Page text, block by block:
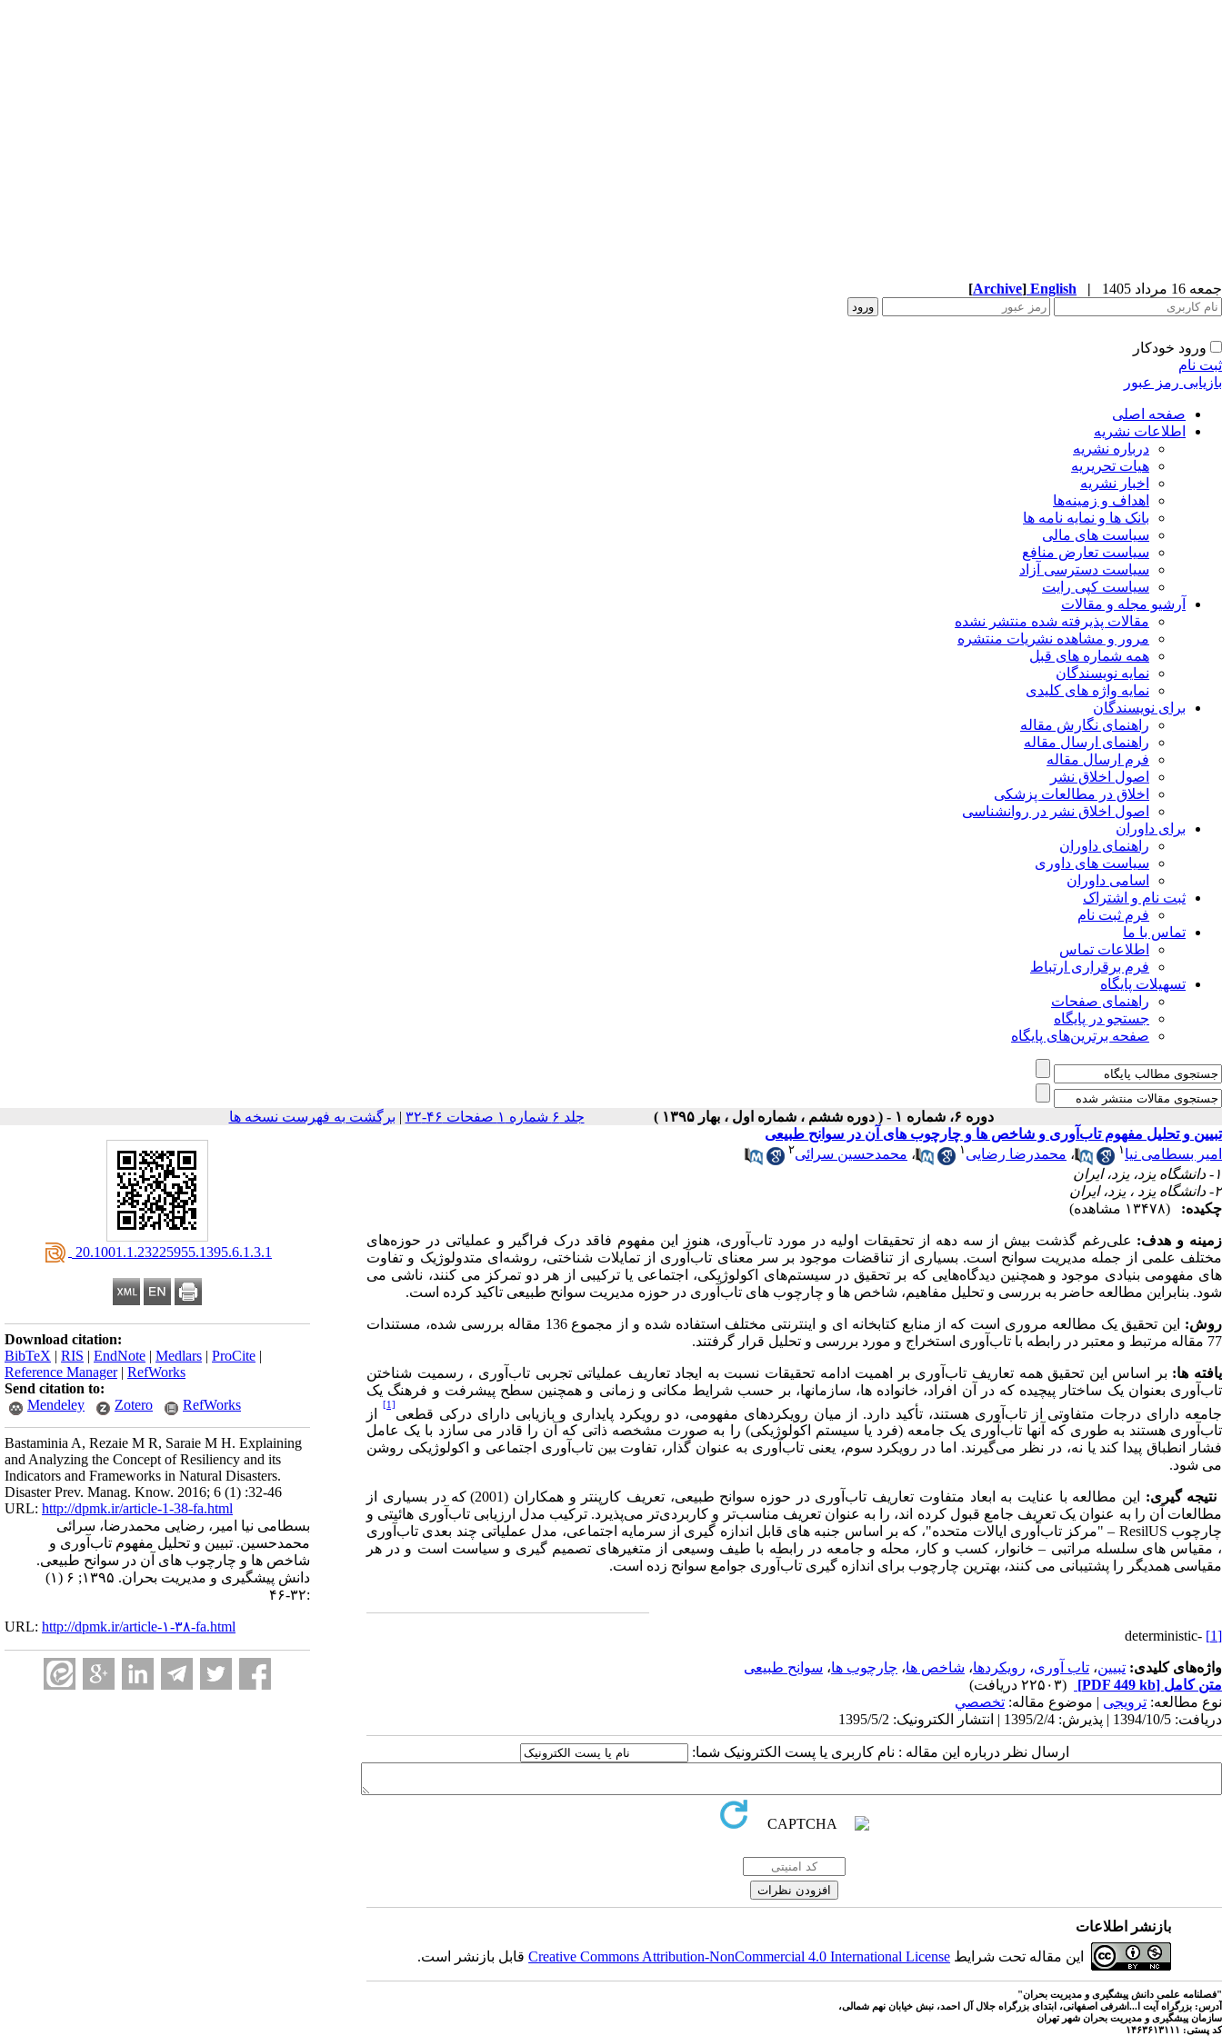
جمعه 16 مرداد 1405 |
English
[Archive]
ورود خودکار
ثبت نام
بازیابی رمز عبور
صفحه اصلی
اطلاعات نشریه
درباره نشریه
هیات تحریریه
اخبار نشریه
اهداف و زمینه‌ها
بانک ها و نمایه نامه ها
سیاست های مالی
سیاست تعارض منافع
سیاست دسترسی آزاد
سیاست کپی رایت
آرشیو مجله و مقالات
مقالات پذیرفته شده منتشر نشده
مرور و مشاهده نشریات منتشره
همه شماره های قبل
نمایه نویسندگان
نمایه واژه های کلیدی
برای نویسندگان
راهنمای نگارش مقاله
راهنمای ارسال مقاله
فرم ارسال مقاله
اصول اخلاق نشر
اخلاق در مطالعات پزشکی
اصول اخلاق نشر در روانشناسی
برای داوران
راهنمای داوران
سیاست های داوری
اسامی داوران
ثبت نام و اشتراک
فرم ثبت نام
تماس با ما
اطلاعات تماس
فرم برقراری ارتباط
تسهیلات پایگاه
راهنمای صفحات
جستجو در پایگاه
صفحه برترین‌های پایگاه
دوره ۶، شماره ۱ - ( دوره ششم ، شماره اول ، بهار ۱۳۹۵ ) جلد ۶ شماره ۱ صفحات ۴۶-۳۲ | برگشت به فهرست نسخه ها
‎ 20.1001.1.23225955.1395.6.1.3.1
Download citation:
BibTeX | RIS | EndNote | Medlars | ProCite |
Reference Manager| RefWorks
Send citation to:
Mendeley
Zotero RefWorks
Bastaminia A, Rezaie M R, Saraie M H. Explaining
and Analyzing the Concept of Resiliency and its
Indicators and Frameworks in Natural Disasters.
Disaster Prev. Manag. Know. 2016; 6 (1) :32-46
URL: http://dpmk.ir/article-1-38-fa.html
بسطامی نیا امیر، رضایی محمدرضا، سرائی
محمدحسین. تبیین و تحلیل مفهوم تاب‌آوری و
شاخص ها و چارچوب های آن در سوانح طبیعی.
دانش پیشگیری و مدیریت بحران. ۱۳۹۵; ۶ (۱)
:۳۲-۴۶
URL: http://dpmk.ir/article-۱-۳۸-fa.html
تبیین و تحلیل مفهوم تاب‌آوری و شاخص ها و چارچوب های آن در سوانح طبیعی
امیر بسطامی نیا ۱ ، محمدرضا رضایی ۱ ، محمدحسین سرائی۲
۱- دانشگاه یزد، یزد، ایران
۲- دانشگاه یزد ، یزد، ایران
چکیده:
(۱۳۴۷۸ مشاهده)
زمینه و هدف: علیرغم گذشت بیش از سه دهه از تحقیقات اولیه در مورد تاب‌آوری، هنوز این مفهوم فاقد درک فراگیر و عملیاتی در حوزه‌های
مختلف علمی از جمله مدیریت سوانح است. بسیاری از تناقضات موجود بر سر معنای تاب‌آوری از تمایلات شناختی، روشه ای متدولوژیک و تفاوت
های مفهومی بنیادی موجود و همچنین دیدگاه‌هایی که بر تحقیق در سیستم‌های اکولوژیکی، اجتماعی یا ترکیبی از هر دو تمرکز می کنند، ناشی می
شود. بنابراین مطالعه حاضر به بررسی و تحلیل مفاهیم، شاخص ها و چارچوب های تاب‌آوری در حوزه مدیریت سوانح طبیعی تاکید کرده است.
روش:
این تحقیق یک مطالعه مروری است که از منابع کتابخانه ای و اینترنتی مختلف استفاده شده و از مجموع 136 مقاله بررسی شده، مستندات
77 مقاله مرتبط و معتبر در رابطه با تاب‌آوری استخراج و مورد بررسی و تحلیل قرار گرفتند.
یافته ها: بر اساس این تحقیق همه تعاریف تاب‌آوری بر اهمیت ادامه تحقیقات نسبت به ایجاد تعاریف عملیاتی تجربی تاب‌آوری ، رسمیت شناختن
تاب‌آوری بعنوان یک ساختار پیچیده که در آن افراد، خانواده ها، سازمان­ها، بر حسب شرایط مکانی و زمانی و همچنین سطح پیشرفت و فرهنگ یک
جامعه دارای درجات متفاوتی از تاب‌آوری هستند، تأکید دارد. از میان رویکردهای مفهومی، دو رویکرد پایداری و بازیابی دارای درکی قطعی
[1]
از
تاب‌آوری هستند به طوری که آنها تاب‌آوری یک جامعه (فرد یا سیستم اکولوژیکی) را به صورت مشخصه ذاتی که آن را قادر می سازد با یک عامل
فشار انطباق پیدا کند یا نه، در نظر می‌گیرند. اما در رویکرد سوم، یعنی تاب‌آوری به عنوان گذار، تفاوت بین تاب‌آوری اجتماعی و اکولوژیکی روشن
می شود.
نتیجه گیری:
این مطالعه با عنایت به ابعاد متفاوت تعاریف تاب‌آوری در حوزه سوانح طبیعی، تعریف کارپنتر و همکاران (2001) که در بسیاری از
مطالعات آن را به عنوان یک تعریف جامع قبول کرده اند، را به عنوان تعریف مناسب‌تر و کاربردی‌تر می‌پذیرد. ترکیب مدل ارزیابی تاب‌آوری هائیتی و
چارچوب ResilUS – "مرکز تاب‌آوری ایالات متحده"، که بر اساس جنبه های قابل اندازه گیری از سرمایه اجتماعی، مدل عملیاتی چند بعدی تاب‌آوری
، مقیاس های سلسله مراتبی – خانوار، کسب و کار، محله و جامعه در رابطه با طیف وسیعی از متغیرهای تصمیم گیری و سیاست است و در هر
مقیاسی همدیگر را پشتیبانی می کنند، بهترین چارچوب برای اندازه گیری تاب‌آوری جوامع سوانح زده است.
[1]
-
deterministic
واژه‌های کلیدی: تبیین، تاب آوری، رویکردها، شاخص ها، چارچوب ها، سوانح طبیعی
متن کامل [PDF 449 kb]
(۲۲۵۰۳ دریافت)
نوع مطالعه: ترویجی | موضوع مقاله: تخصصي
دریافت: 1394/10/5 | پذیرش: 1395/2/4 | انتشار الکترونیک: 1395/5/2
ارسال نظر درباره این مقاله : نام کاربری یا پست الکترونیک شما:
بازنشر اطلاعات
این مقاله تحت شرایط Creative Commons Attribution-NonCommercial 4.0 International Licenseقابل بازنشر است.
"فصلنامه علمی دانش پیشگیری و مدیریت بحران"
آدرس: بزرگراه آیت ا...اشرفی اصفهانی، ابتدای بزرگراه جلال آل احمد، نبش خیابان نهم شمالی،
سازمان پیشگیری و مدیریت بحران شهر تهران
کد پستی: ۱۴۶۳۶۱۳۱۱۱